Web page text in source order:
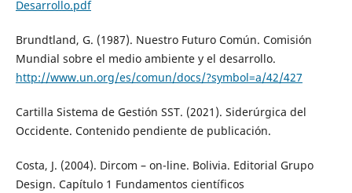
Desarrollo.pdf
Brundtland, G. (1987). Nuestro Futuro Común. Comisión
Mundial sobre el medio ambiente y el desarrollo.
http://www.un.org/es/comun/docs/?symbol=a/42/427
Cartilla Sistema de Gestión SST. (2021). Siderúrgica del
Occidente. Contenido pendiente de publicación.
Costa, J. (2004). Dircom – on-line. Bolivia. Editorial Grupo
Design. Capítulo 1 Fundamentos científicos